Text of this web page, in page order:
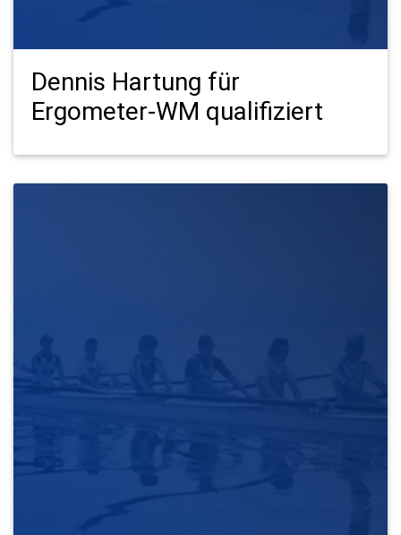
Dennis Hartung für
Ergometer-WM qualifiziert